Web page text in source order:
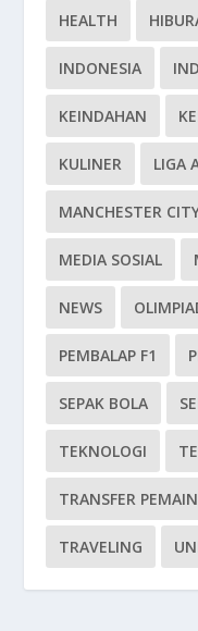
HEALTH
INDONESIA
KEINDAHAN
KULINER LIGA
MANCHESTER
MEDIA SOSIAL
NEWS
PEMBALAP F1
SEPAK BOLA
TEKNOLOGI
TRANSFER
TRAVELING